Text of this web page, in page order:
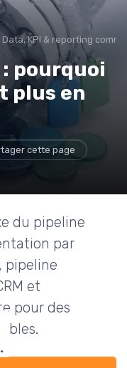
Data, KPI & reporting
pourquoi
plus en
cette page
du pipeline
par
pipeline
et
pour des